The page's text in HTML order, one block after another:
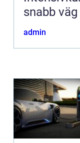
snabb
admin